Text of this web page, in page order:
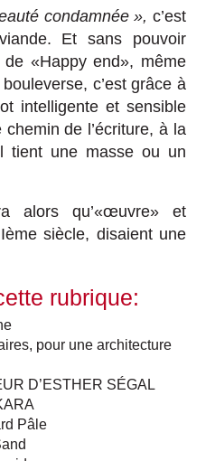
condamnée »,c’est
Et sans pouvoir
«Happy end», même
c’est grâce à
intelligente et sensible
de l’écriture, à la
tient une masse ou un
alors qu’«œuvre» et
siècle, disaient une
rubrique:
pour une architecture
D’ESTHER SÉGAL
Pâle